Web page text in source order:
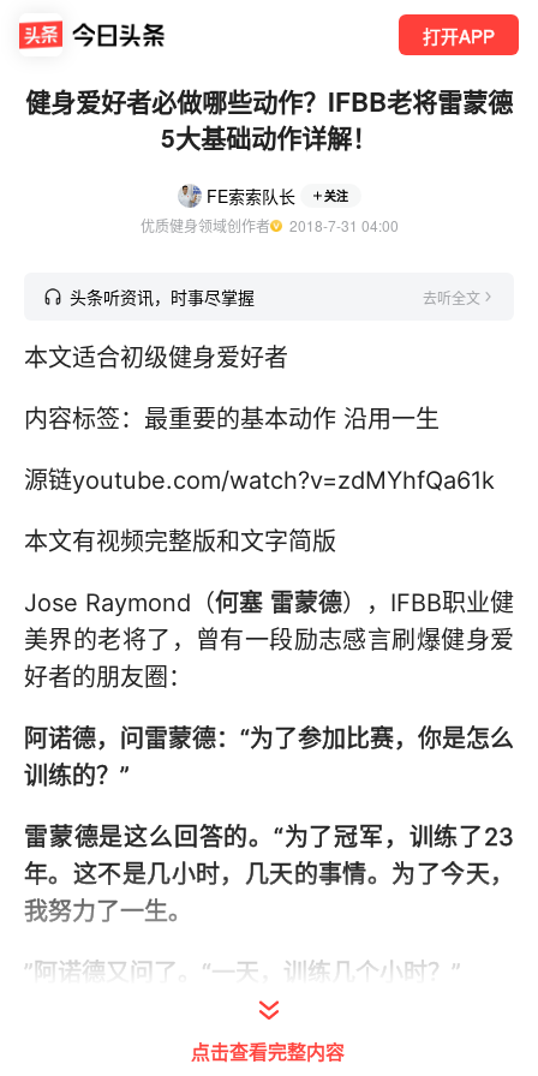
打开APP
健身爱好者必做哪些动作？IFBB老将雷蒙德
5大基础动作详解！
FE索索队长 关注
优质健身领域创作者
  2018-7-31 04:00
头条听资讯，时事尽掌握 去听全文
本文适合初级健身爱好者
内容标签：最重要的基本动作 沿用一生
源链youtube.com/watch?v=zdMYhfQa61k
本文有视频完整版和文字简版
Jose Raymond（何塞 雷蒙德），IFBB职业健
美界的老将了，曾有一段励志感言刷爆健身爱
好者的朋友圈：
阿诺德，问雷蒙德：“为了参加比赛，你是怎么
训练的？”
雷蒙德是这么回答的。“为了冠军，训练了23
年。这不是几小时，几天的事情。为了今天，
我努力了一生。
”阿诺德又问了。“一天，训练几个小时？”
雷蒙德的回答，非常令人印象深刻。“最少2小
点击查看完整内容